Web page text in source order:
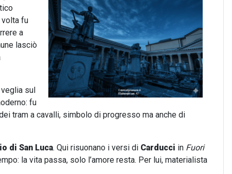
volta fu
a
lasciò
veglia sul
fu
tram a cavalli, simbolo di progresso ma anche di
di San Luca. Qui risuonano i versi di Carducci in Fuori
la vita passa, solo l’amore resta. Per lui, materialista